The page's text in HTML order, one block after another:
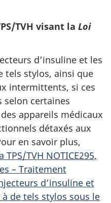
TVH visant la Loi
d’insuline et les
tels stylos, ainsi que
intermittents, si ces
selon certaines
appareils médicaux
détaxés aux
en savoir plus,
TPS/TVH NOTICE295,
– Traitement
d’insuline et
de tels stylos sous le